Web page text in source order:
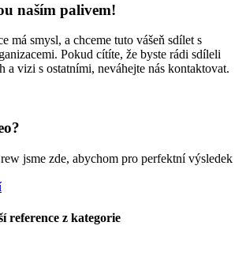
naším palivem!
má smysl, a chceme tuto vášeň sdílet s
Pokud cítíte, že byste rádi sdíleli
a vizi s ostatními, neváhejte nás kontaktovat.
jsme zde, abychom pro perfektní výsledek
reference z kategorie